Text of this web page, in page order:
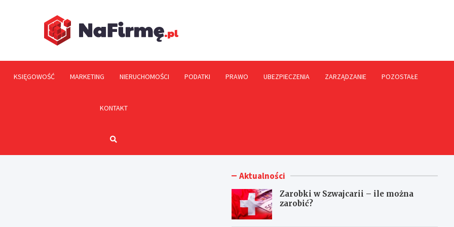
KSIĘGOWOŚĆ MARKETING NIERUCHOMOŚCI PODATKI PRAWO UBEZPIECZENIA ZARZĄDZANIE POZOSTAŁE
KONTAKT
Aktualności
Zarobki w Szwajcarii – ile można
zarobić?